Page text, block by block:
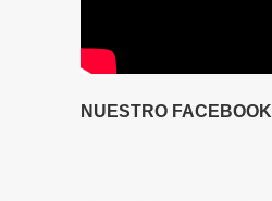
NUESTRO FACEBOOK